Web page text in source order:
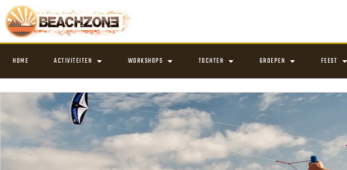
HOME ACTIVITEITEN WORKSHOPS TOCHTEN GROEPEN FEEST